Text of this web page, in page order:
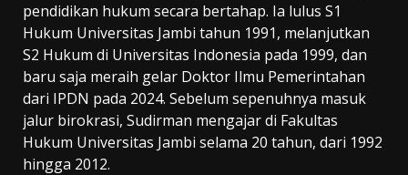
pendidikan hukum secara bertahap. Ia lulus S1
Hukum Universitas Jambi tahun 1991, melanjutkan
S2 Hukum di Universitas Indonesia pada 1999, dan
baru saja meraih gelar Doktor Ilmu Pemerintahan
dari IPDN pada 2024. Sebelum sepenuhnya masuk
jalur birokrasi, Sudirman mengajar di Fakultas
Hukum Universitas Jambi selama 20 tahun, dari 1992
hingga 2012.